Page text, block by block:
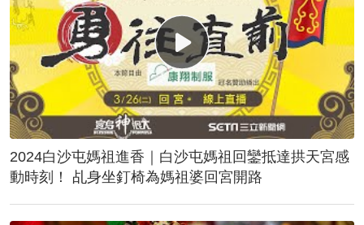
2024白沙屯媽祖進香｜白沙屯媽祖回鑾抵達拱天宮感
動時刻！ 乩身坐釘椅為媽祖婆回宮開路